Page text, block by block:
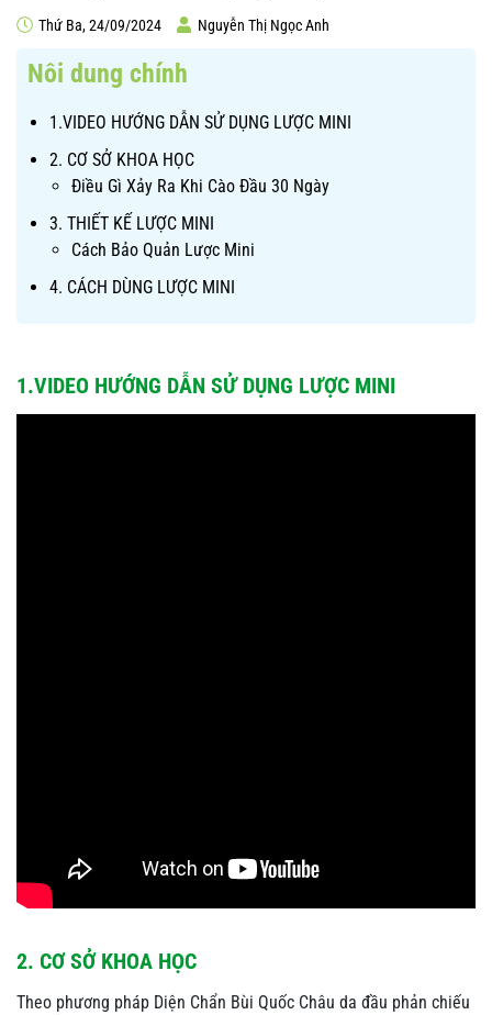
Thứ Ba, 24/09/2024 Nguyễn Thị Ngọc Anh
Nôi dung chính
1.VIDEO HƯỚNG DẪN SỬ DỤNG LƯỢC MINI
2. CƠ SỞ KHOA HỌC
Điều Gì Xảy Ra Khi Cào Đầu 30 Ngày
3. THIẾT KẾ LƯỢC MINI
Cách Bảo Quản Lược Mini
4. CÁCH DÙNG LƯỢC MINI
1.VIDEO HƯỚNG DẪN SỬ DỤNG LƯỢC MINI
2. CƠ SỞ KHOA HỌC
Theo phương pháp Diện Chẩn Bùi Quốc Châu da đầu phản chiếu